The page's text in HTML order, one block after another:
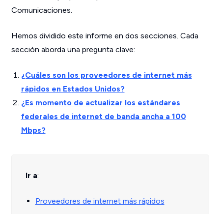
Comunicaciones.
Hemos dividido este informe en dos secciones. Cada
sección aborda una pregunta clave:
¿Cuáles son los proveedores de internet más
rápidos en Estados Unidos?
¿Es momento de actualizar los estándares
federales de internet de banda ancha a 100
Mbps?
Ir a:
Proveedores de internet más rápidos